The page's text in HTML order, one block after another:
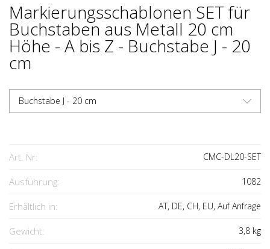
Markierungsschablonen SET für
Buchstaben aus Metall 20 cm
Höhe - A bis Z - Buchstabe J - 20
cm
Buchstabe J - 20 cm
Art. Nr: CMC-DL20-SET
Ausführung: 1082
Erhältlich in: AT, DE, CH, EU, Auf Anfrage
Gewicht: 3,8 kg